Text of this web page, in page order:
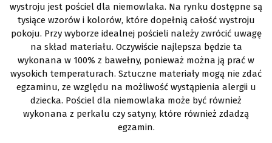
wystroju jest pościel dla niemowlaka. Na rynku dostępne są
tysiące wzorów i kolorów, które dopełnią całość wystroju
pokoju. Przy wyborze idealnej pościeli należy zwrócić uwagę
na skład materiału. Oczywiście najlepsza będzie ta
wykonana w 100% z bawełny, ponieważ można ją prać w
wysokich temperaturach. Sztuczne materiały mogą nie zdać
egzaminu, ze względu na możliwość wystąpienia alergii u
dziecka. Pościel dla niemowlaka może być również
wykonana z perkalu czy satyny, które również zdadzą
egzamin.